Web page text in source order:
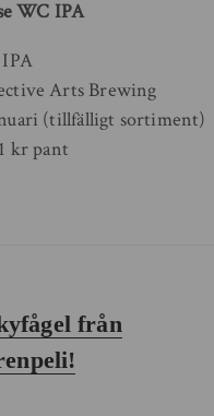
WC IPA
Arts Brewing
(tillfälligt sortiment)
kr pant
från